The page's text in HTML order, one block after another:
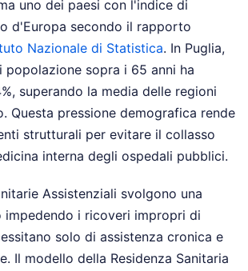
uno dei paesi con l'indice di
d'Europa secondo il rapporto
Nazionale di Statistica. In Puglia,
popolazione sopra i 65 anni ha
superando la media delle regioni
Questa pressione demografica rende
strutturali per evitare il collasso
interna degli ospedali pubblici.
Assistenziali svolgono una
i ricoveri impropri di
solo di assistenza cronica e
Il modello della Residenza Sanitaria